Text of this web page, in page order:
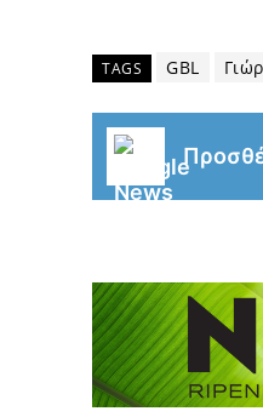
TAGS GBL